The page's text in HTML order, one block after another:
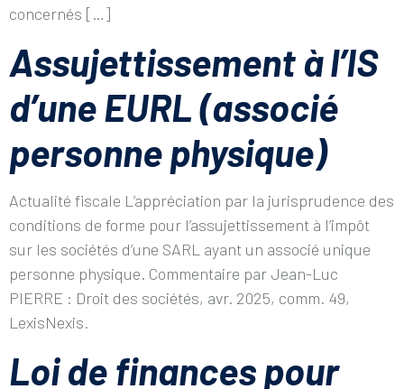
concernés […]
Assujettissement à l’IS
d’une EURL (associé
personne physique)
Actualité fiscale L’appréciation par la jurisprudence des
conditions de forme pour l’assujettissement à l’impôt
sur les sociétés d’une SARL ayant un associé unique
personne physique. Commentaire par Jean-Luc
PIERRE : Droit des sociétés, avr. 2025, comm. 49,
LexisNexis.
Loi de finances pour